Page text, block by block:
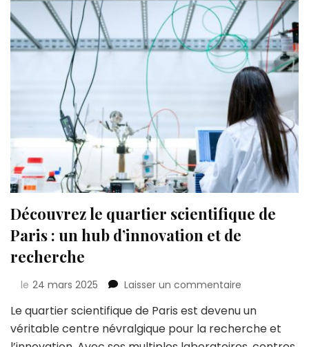
Découvrez le quartier scientifique de
Paris : un hub d’innovation et de
recherche
le 24 mars 2025 Laisser un commentaire
le
quartier
scientifique
Le quartier scientifique de Paris est devenu un
véritable centre névralgique pour la recherche et